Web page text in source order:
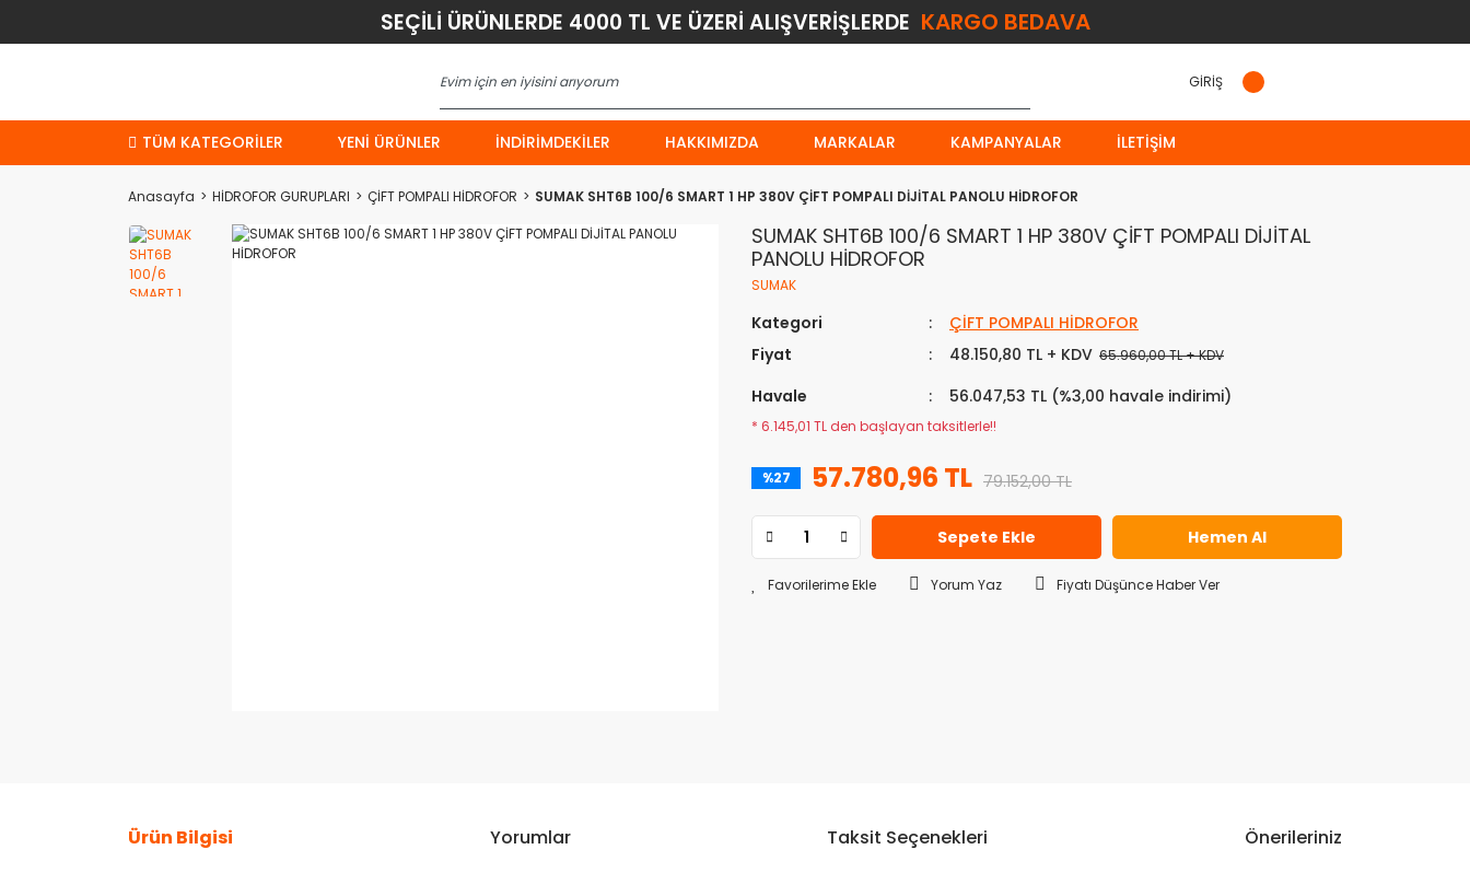
SEÇİLİ ÜRÜNLERDE 4000 TL VE ÜZERİ ALIŞVERİŞLERDE KARGO BEDAVA
GİRİŞ
TÜM KATEGORİLER YENI ÜRÜNLER İNDIRIMDEKILER HAKKIMIZDA MARKALAR KAMPANYALAR İLETIŞIM
Anasayfa HİDROFOR GURUPLARI ÇİFT POMPALI HİDROFOR SUMAK SHT6B 100/6 SMART 1 HP 380V ÇİFT POMPALI DİJİTAL PANOLU HİDROFOR
SUMAK SHT6B 100/6 SMART 1 HP 380V ÇİFT POMPALI DİJİTAL
PANOLU HİDROFOR
SUMAK
Kategori
ÇİFT POMPALI HİDROFOR
Fiyat
48.150,80 TL + KDV 65.960,00 TL + KDV
Havale 56.047,53 TL (%3,00 havale indirimi)
* 6.145,01 TL den başlayan taksitlerle!!
%27 57.780,96 TL 79.152,00 TL
Sepete Ekle Hemen Al
Yorum Yaz Fiyatı Düşünce Haber Ver
Ürün Bilgisi Yorumlar Taksit Seçenekleri Önerileriniz